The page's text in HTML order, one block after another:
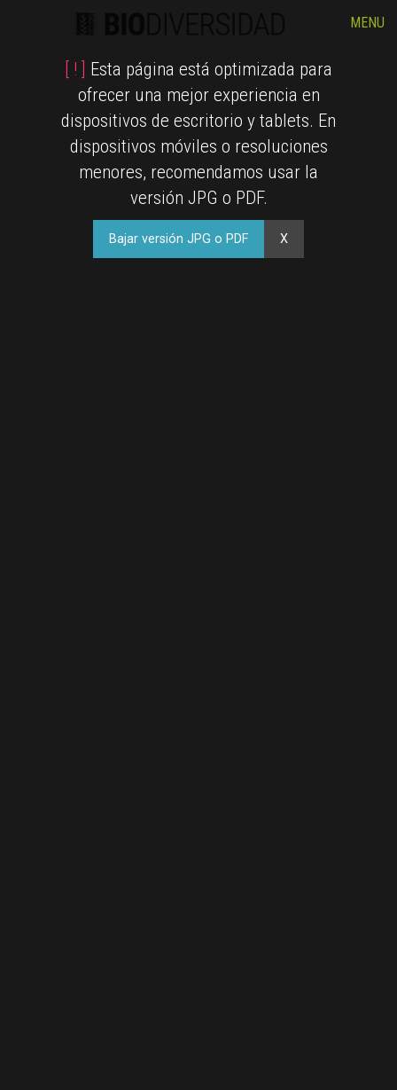
[ ! ] Esta página está optimizada para
ofrecer una mejor experiencia en
dispositivos de escritorio y tablets. En
dispositivos móviles o resoluciones
menores, recomendamos usar la
versión JPG o PDF.
Bajar versión JPG o PDF X
MENU